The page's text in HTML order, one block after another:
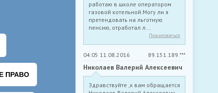
работаю в школе оператором
газовой котельной.Могу ли я
претендовать на льготную
пенсию, отработал л...
Пожаловаться
04:05 11.08.2016 89.151.189.***
Николаев Валерий Алексеевич
Здравствуйте ,к вам обращается